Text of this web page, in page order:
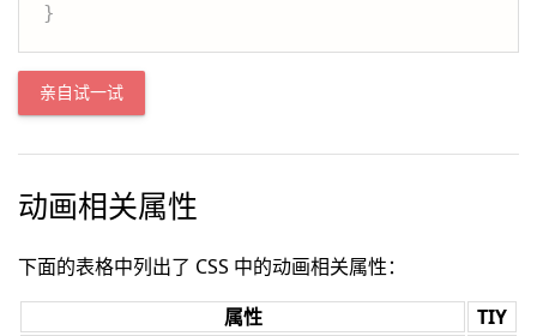
}
亲自试一试
动画相关属性
下面的表格中列出了 CSS 中的动画相关属性：
属性
TIY